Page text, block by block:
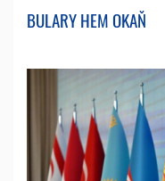
BULARY HEM OKAŇ